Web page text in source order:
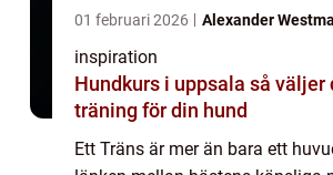
01 februari 2026 Alexander
inspiration
Hundkurs i uppsala så väljer du rätt
träning för din hund
Ett Träns är mer än bara ett